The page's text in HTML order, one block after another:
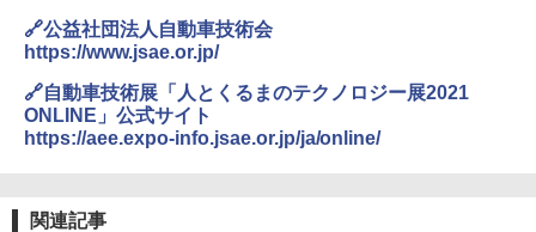
🔗公益社団法人自動車技術会
https://www.jsae.or.jp/
🔗自動車技術展「人とくるまのテクノロジー展2021
ONLINE」公式サイト
https://aee.expo-info.jsae.or.jp/ja/online/
関連記事